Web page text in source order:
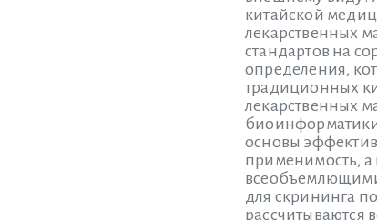
китайской
лекарственных
стандартов на
определения,
традиционных
лекарственных
основы
применимость, а
для скрининга
рассчитываются